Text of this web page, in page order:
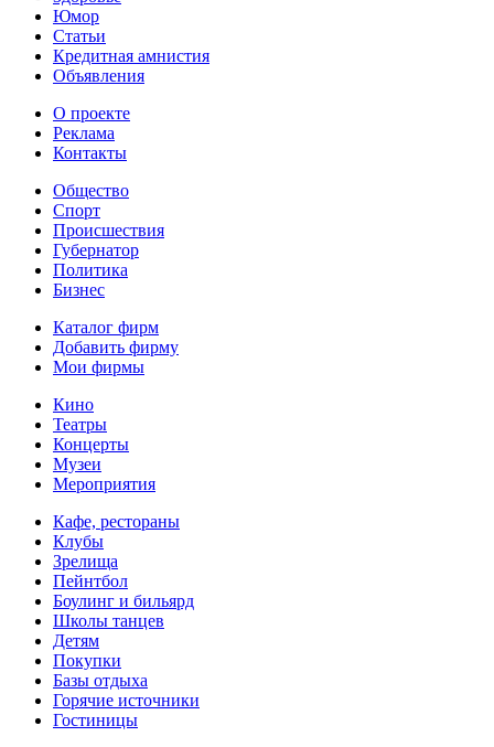
Юмор
Статьи
Кредитная амнистия
Объявления
О проекте
Реклама
Контакты
Общество
Спорт
Происшествия
Губернатор
Политика
Бизнес
Каталог фирм
Добавить фирму
Мои фирмы
Кино
Театры
Концерты
Музеи
Мероприятия
Кафе, рестораны
Клубы
Зрелища
Пейнтбол
Боулинг и бильярд
Школы танцев
Детям
Покупки
Базы отдыха
Горячие источники
Гостиницы